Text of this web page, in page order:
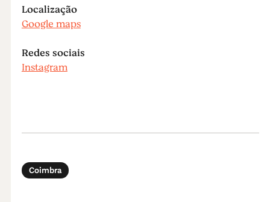
Localização
Google maps
Redes sociais
Instagram
Coimbra